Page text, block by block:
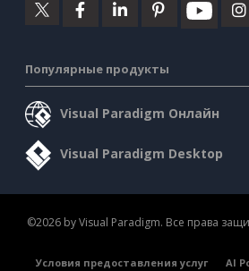
Популярные продукты
Visual Paradigm Онлайн
Visual Paradigm Desktop
©2026 by Visual Paradigm. Все права
Условия предоставления услуг
AI